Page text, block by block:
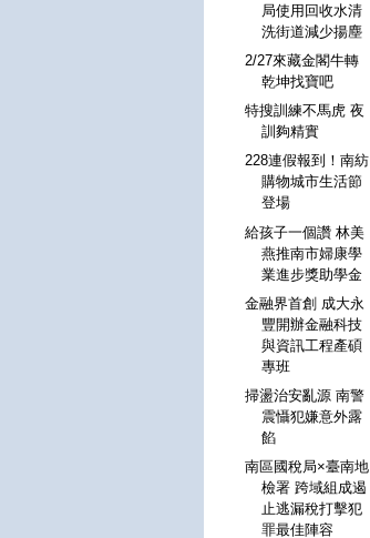
局使用回收水清
洗街道減少揚塵
2/27來藏金閣牛轉
乾坤找寶吧
特搜訓練不馬虎 夜
訓夠精實
228連假報到！南紡
購物城市生活節
登場
給孩子一個讚 林美
燕推南市婦康學
業進步獎助學金
金融界首創 成大永
豐開辦金融科技
與資訊工程產碩
專班
掃盪治安亂源 南警
震懾犯嫌意外露
餡
南區國稅局×臺南地
檢署 跨域組成遏
止逃漏稅打擊犯
罪最佳陣容